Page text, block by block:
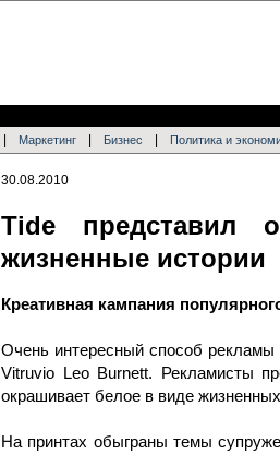
Маркетинг Бизнес Политика и
30.08.2010
Tide представил
жизненные истории
Креативная кампания
Очень интересный способ рекламы
Vitruvio Leo Burnett. Рекламисты
окрашивает белое в виде
На принтах обыграны темы